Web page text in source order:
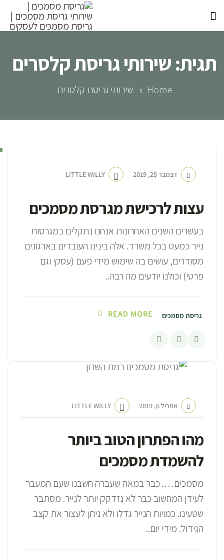
תגית:שירותי גריסת קלסרים
Home שירותי גריסת קלסרים
עצות לרכישת מגרסת מסמכים
דצמבר 25, 2019 LITTLE WILLY
בעשרים השנים האחרונות אנחנו נתקלים במגרסות
נייר כמעט בכל משרד. אלה בינינו העובדים בארגונים
מסודרים, עושים בה שימוש מידי פעם (עסקי וגם
פרטי) וכולנו יודעים מה רבה..
גריסת מסמכים READ MORE
מהו הפתרון הטוב ביותר
להשמדת מסמכים
אפריל 6, 2019 LITTLE WILLY
מסמכים…. כבר במאה שעברה חשבנו שעם המעבר
לעידן המחשוב כבר לא נזדקק יותר לנייר. מסתבר
שטעינו. כמויות הנייר גדלו ולא ניתן לעצור את קצב
הגידול. מידי יום..